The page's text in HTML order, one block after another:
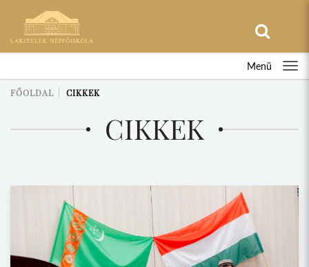
Menü
FŐOLDAL CIKKEK
CIKKEK